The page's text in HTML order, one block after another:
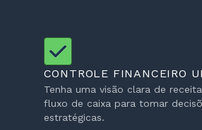
CONTROLE FINANCEIRO
Tenha uma visão clara de
fluxo de caixa para tomar
estratégicas.